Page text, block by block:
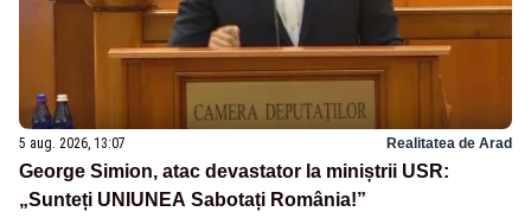
5 aug. 2026, 13:07 Realitatea de Arad
George Simion, atac devastator la miniștrii USR:
„Sunteți UNIUNEA Sabotați România!”